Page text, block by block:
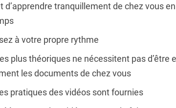
d’apprendre tranquillement de chez vous
à votre propre rythme
plus théoriques ne nécessitent pas d’être
les documents de chez vous
pratiques des vidéos sont fournies